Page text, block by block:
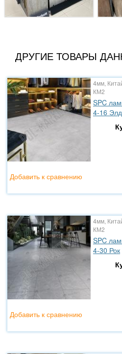
ДРУГИЕ ТОВАРЫ
4мм,
КМ2
SPC
4-16
Добавить к сравнению
4мм,
КМ2
SPC
4-30 Рок
Добавить к сравнению